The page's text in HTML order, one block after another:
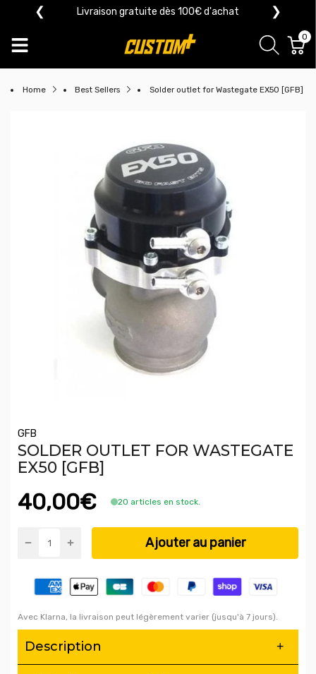
❮ Livraison gratuite dès 100€ d'achat ❯
0
Home Best Sellers Solder outlet for Wastegate EX50 [GFB]
GFB
SOLDER OUTLET FOR WASTEGATE
EX50 [GFB]
40,00€ 20 articles en stock.
Ajouter au panier
Avec Klarna, la livraison peut légèrement varier (jusqu'à 7 jours).
Description